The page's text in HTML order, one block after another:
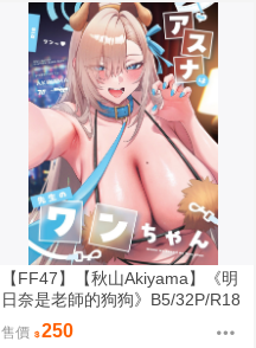
【FF47】【秋山Akiyama】《明
日奈是老師的狗狗》B5/32P/R18
黑白漫畫 [蔚藍檔案] [Blue Archiv
e] [一之瀬アスナ] [一之瀬明日奈]
售價 250